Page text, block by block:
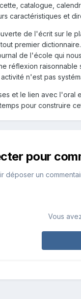
catalogue,
caractéristiques et
de l'écrit sur le
premier
de l'école qui
n'est pas
et le lien avec
pour construire
pour
déposer un
Vous